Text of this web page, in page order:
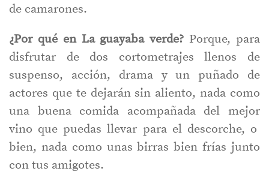
de camarones.
¿Por qué en La guayaba verde? Porque, para
disfrutar de dos cortometrajes llenos de
suspenso, acción, drama y un puñado de
actores que te dejarán sin aliento, nada como
una buena comida acompañada del mejor
vino que puedas llevar para el descorche, o
bien, nada como unas birras bien frías junto
con tus amigotes.